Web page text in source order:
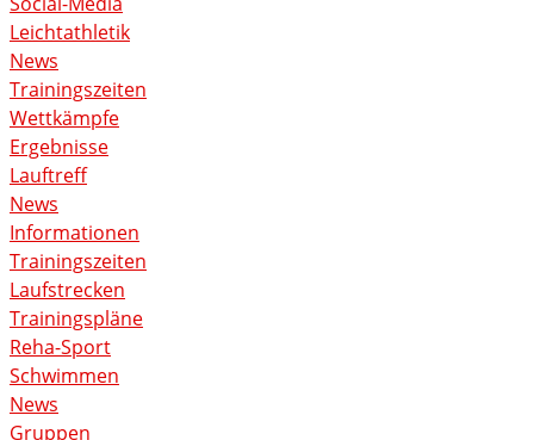
Leichtathletik
News
Trainingszeiten
Wettkämpfe
Ergebnisse
Lauftreff
News
Informationen
Trainingszeiten
Laufstrecken
Trainingspläne
Reha-Sport
Schwimmen
News
Gruppen